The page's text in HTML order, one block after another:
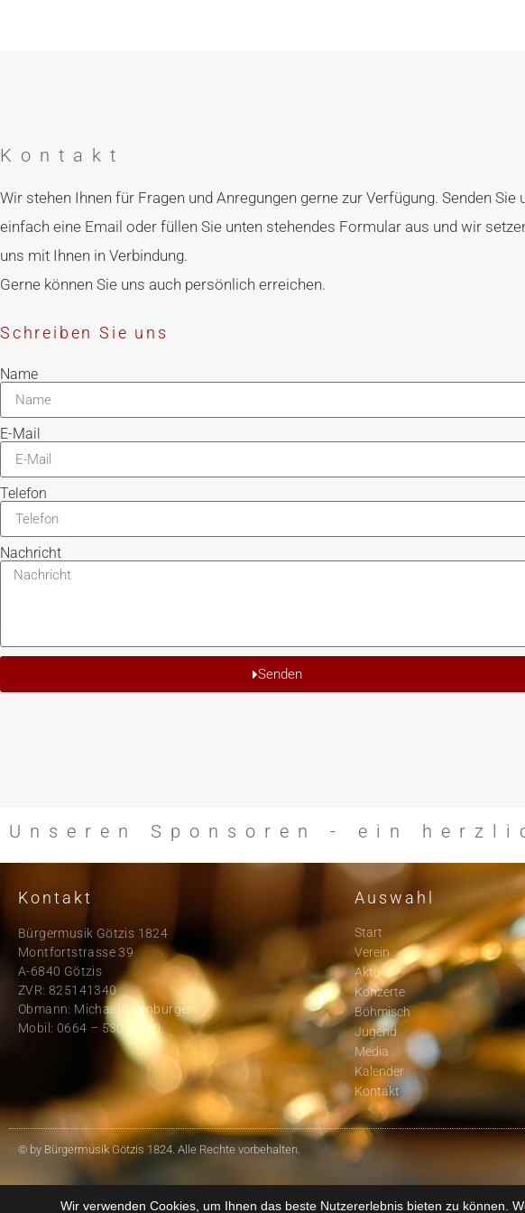
Kontakt
Wir stehen Ihnen für Fragen und Anregungen gerne zur Verfügung. Senden Sie
einfach eine Email oder füllen Sie unten stehendes Formular aus und wir
uns mit Ihnen in Verbindung.
Gerne können Sie uns auch persönlich erreichen.
Schreiben Sie uns
Name
E-Mail
Telefon
Nachricht
Senden
Unseren Sponsoren - ein
Kontakt
Bürgermusik Götzis 1824
Montfortstrasse 39
A-6840 Götzis
ZVR: 825141340
Obmann: Michael Altenburger
Mobil: 0664 – 530 86 40
Auswahl
Start
Verein
Aktuell
Konzerte
Böhmisch
Jugend
Media
Kalender
Kontakt
© by Bürgermusik Götzis 1824. Alle Rechte vorbehalten.
Wir verwenden Cookies, um Ihnen das beste Nutzererlebnis bieten zu können.